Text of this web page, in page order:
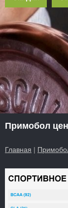
Примобол
Главная |